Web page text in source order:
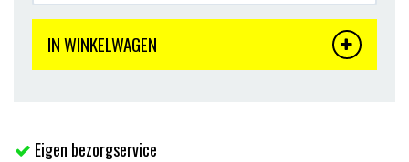
IN WINKELWAGEN
Eigen bezorgservice